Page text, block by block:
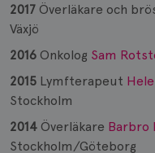
2017 Överläkare och
Växjö
2016 Onkolog Sam
2015 Lymfterapeut
Stockholm
2014 Överläkare Barbro
Stockholm/Göteborg